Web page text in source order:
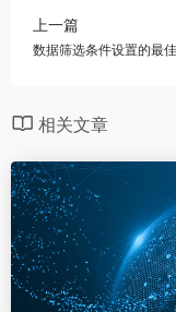
上一篇
数据筛选条件设置的最
相关文章